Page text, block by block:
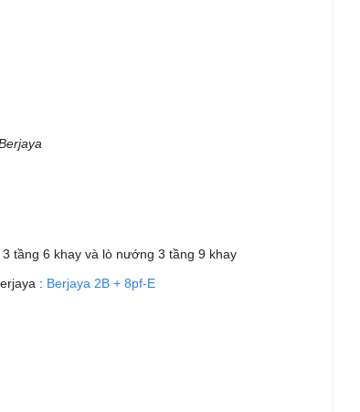
tầng 6 khay và lò nướng 3 tầng 9 khay
: Berjaya 2B + 8pf-E